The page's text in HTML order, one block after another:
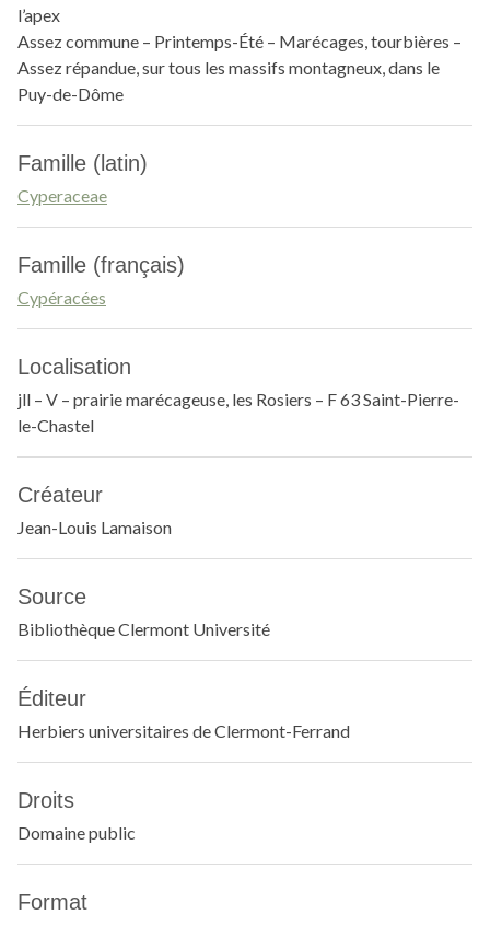
l’apex
Assez commune – Printemps-Été – Marécages, tourbières –
Assez répandue, sur tous les massifs montagneux, dans le
Puy-de-Dôme
Famille (latin)
Cyperaceae
Famille (français)
Cypéracées
Localisation
jll – V – prairie marécageuse, les Rosiers – F 63 Saint-Pierre-
le-Chastel
Créateur
Jean-Louis Lamaison
Source
Bibliothèque Clermont Université
Éditeur
Herbiers universitaires de Clermont-Ferrand
Droits
Domaine public
Format